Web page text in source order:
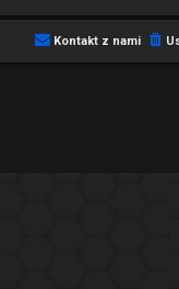
Kontakt z nami